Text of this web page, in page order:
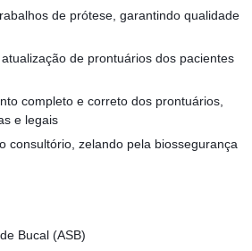
de prótese, garantindo qualidade
de prontuários dos pacientes
completo e correto dos prontuários,
e legais
consultório, zelando pela biossegurança
Bucal (ASB)